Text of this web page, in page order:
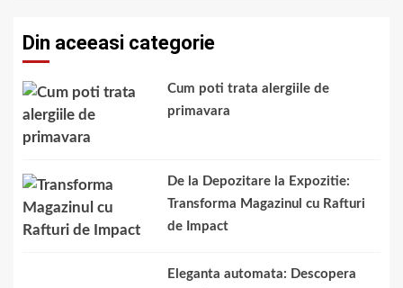
Din aceeasi categorie
Cum poti trata alergiile de
primavara
De la Depozitare la Expozitie:
Transforma Magazinul cu Rafturi
de Impact
Eleganta automata: Descopera